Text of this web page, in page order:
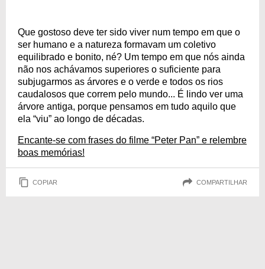
Que gostoso deve ter sido viver num tempo em que o
ser humano e a natureza formavam um coletivo
equilibrado e bonito, né? Um tempo em que nós ainda
não nos achávamos superiores o suficiente para
subjugarmos as árvores e o verde e todos os rios
caudalosos que correm pelo mundo... É lindo ver uma
árvore antiga, porque pensamos em tudo aquilo que
ela “viu” ao longo de décadas.
Encante-se com frases do filme “Peter Pan” e relembre
boas memórias!
COPIAR COMPARTILHAR